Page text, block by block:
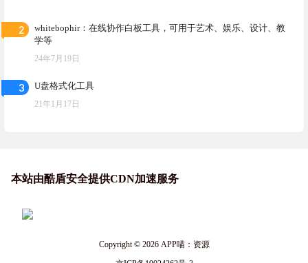
2
whitebophir：在线协作白板工具，可用于艺术、娱乐、设计、教
学等
24年7月19日
3 U盘格式化工具
21年1月17日
本站由酷盾安全提供CDN加速服务
Copyright © 2026APP喵：资源